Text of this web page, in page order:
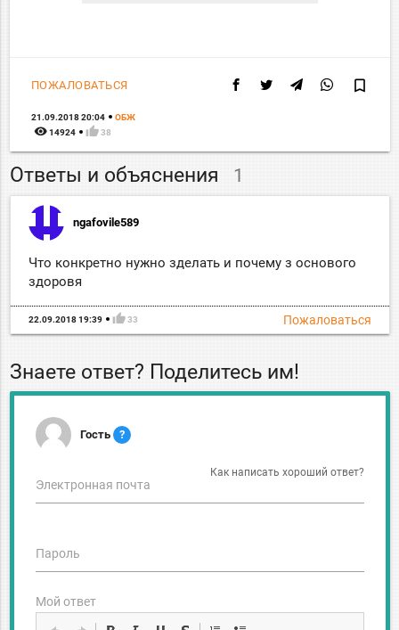
ПОЖАЛОВАТЬСЯ bookmark_border
21.09.2018 20:04 ОБЖ
remove_red_eye 14924 thumb_up 38
Ответы и объяснения 1
ngafovile589
Что конкретно нужно зделать и почему з основого
здоровя
Пожаловаться
22.09.2018 19:39 thumb_up 33
Знаете ответ? Поделитесь им!
Гость ?
Как написать хороший ответ?
Электронная почта
Пароль
Мой ответ